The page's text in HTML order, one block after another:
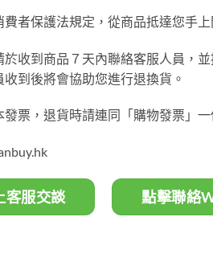
費者保護法規定，從商品抵達您手
收到商品７天內聯絡客服人員，
到後將會協助您進行退換貨。
票，退貨時請連同「購物發票」一
客服交談 點擊聯絡